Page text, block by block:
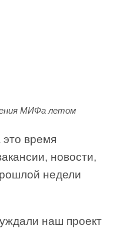
МИФа летом
это время
новости,
недели
наш проект